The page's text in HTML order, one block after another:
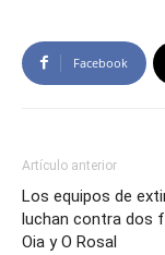
Facebook
Artículo anterior
Los equipos de
luchan contra dos
Oia y O Rosal